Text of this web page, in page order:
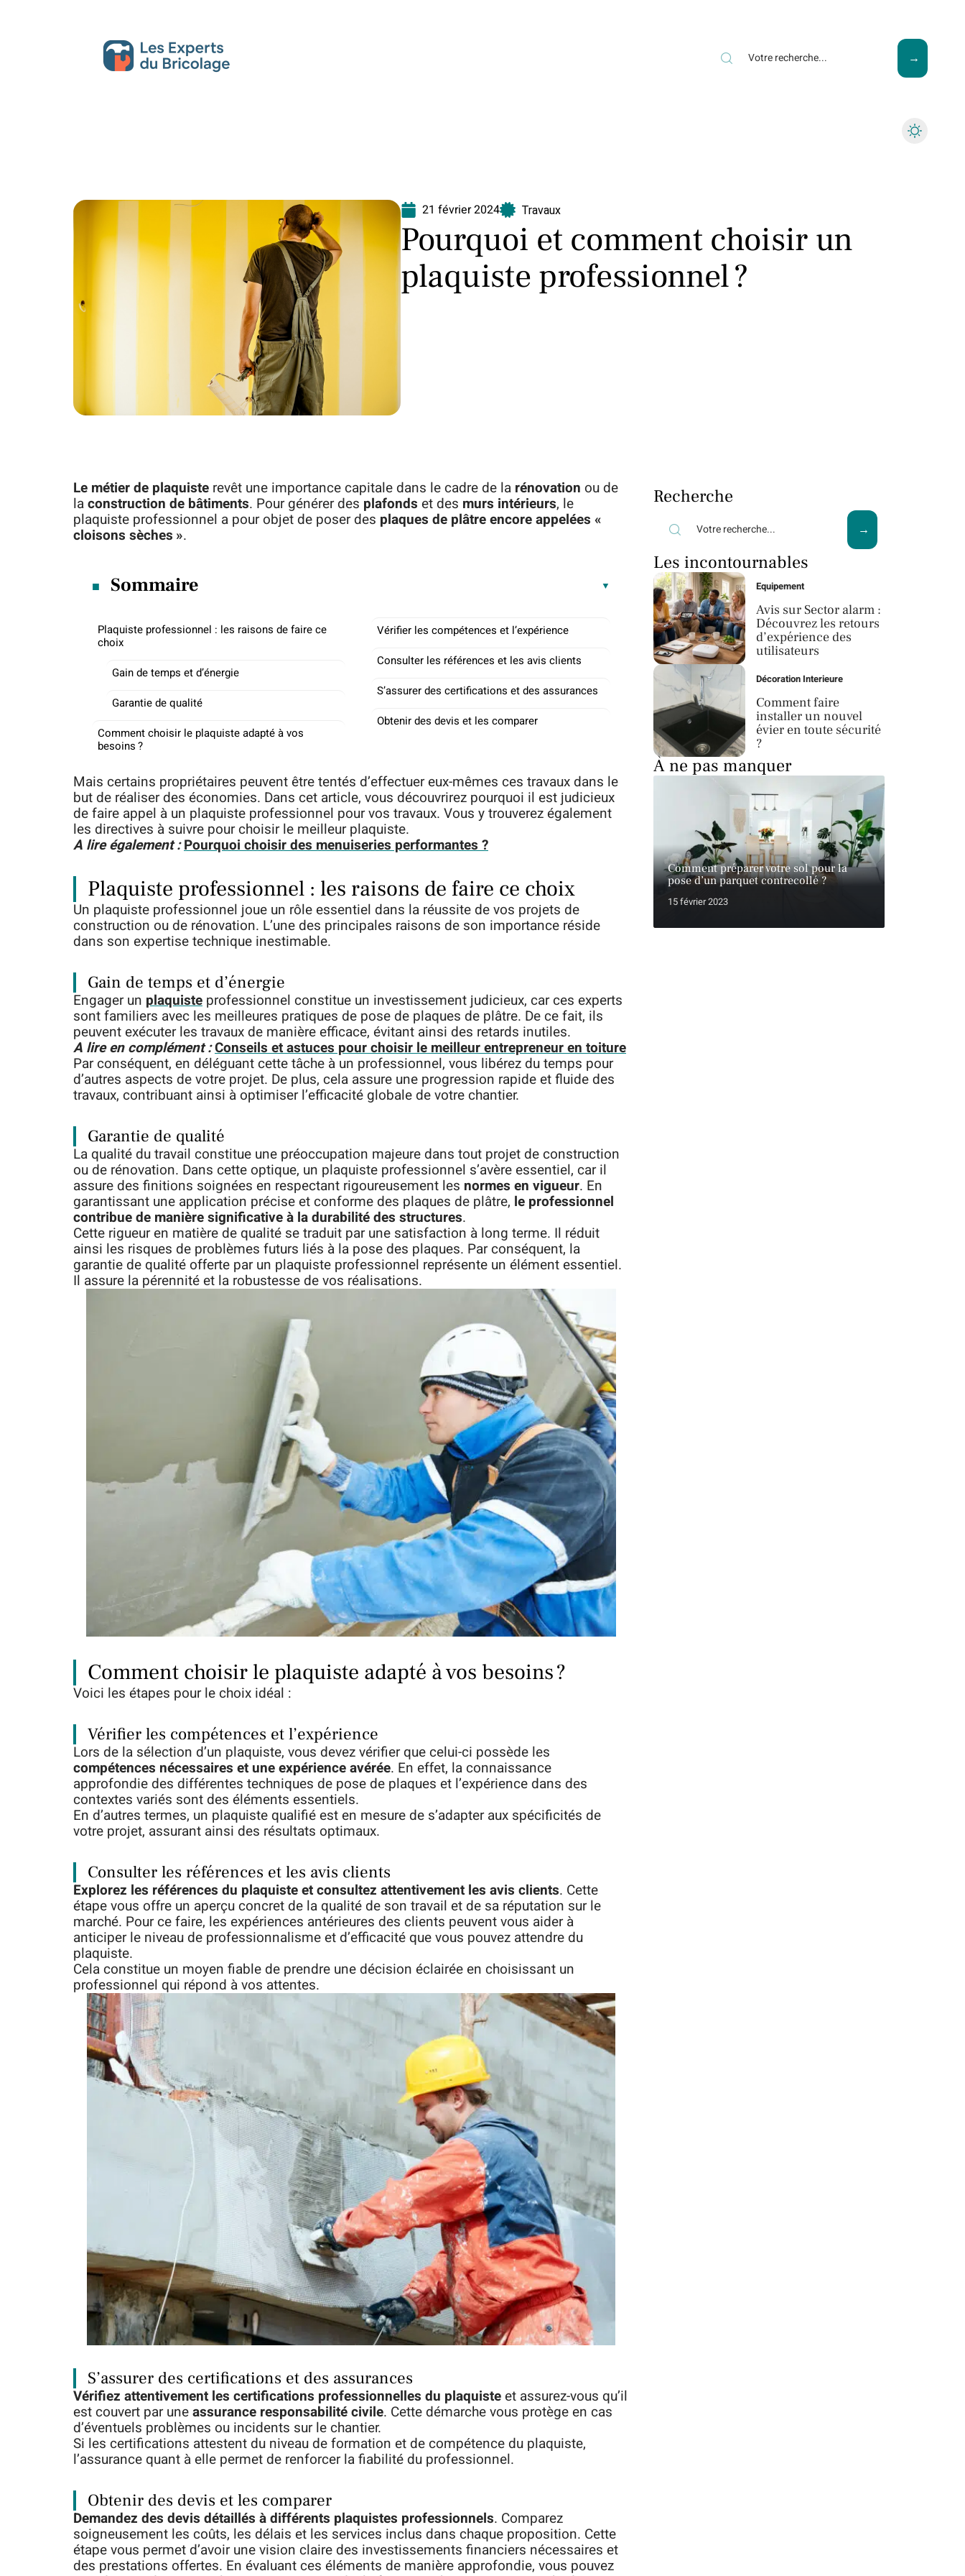
21 février 2024 Travaux
Pourquoi et comment choisir un
plaquiste professionnel ?
Le métier de plaquiste revêt une importance capitale dans le cadre de la rénovation ou de
laconstruction de bâtiments. Pour générer des plafonds et des murs intérieurs, le
plaquiste professionnel a pour objet de poser des plaques de plâtre encore appelées «
cloisons sèches ».
Sommaire
Plaquiste professionnel : les raisons de faire ce
choix
Gain de temps et d’énergie
Garantie de qualité
Comment choisir le plaquiste adapté à vos
besoins ?
Vérifier les compétences et l’expérience
Consulter les références et les avis clients
S’assurer des certifications et des assurances
Obtenir des devis et les comparer
Mais certains propriétaires peuvent être tentés d’effectuer eux-mêmes ces travaux dans le
but de réaliser des économies. Dans cet article, vous découvrirez pourquoi il est judicieux
de faire appel à un plaquiste professionnel pour vos travaux. Vous y trouverez également
les directives à suivre pour choisir le meilleur plaquiste.
A lire également :Pourquoi choisir des menuiseries performantes ?
Plaquiste professionnel : les raisons de faire ce choix
Un plaquiste professionnel joue un rôle essentiel dans la réussite de vos projets de
construction ou de rénovation. L’une des principales raisons de son importance réside
dans son expertise technique inestimable.
Gain de temps et d’énergie
Engager un plaquiste professionnel constitue un investissement judicieux, car ces experts
sont familiers avec les meilleures pratiques de pose de plaques de plâtre. De ce fait, ils
peuvent exécuter les travaux de manière efficace, évitant ainsi des retards inutiles.
A lire en complément :Conseils et astuces pour choisir le meilleur entrepreneur en toiture
Par conséquent, en déléguant cette tâche à un professionnel, vous libérez du temps pour
d’autres aspects de votre projet. De plus, cela assure une progression rapide et fluide des
travaux, contribuant ainsi à optimiser l’efficacité globale de votre chantier.
Garantie de qualité
La qualité du travail constitue une préoccupation majeure dans tout projet de construction
ou de rénovation. Dans cette optique, un plaquiste professionnel s’avère essentiel, car il
assure des finitions soignées en respectant rigoureusement les normes en vigueur. En
garantissant une application précise et conforme des plaques de plâtre, le professionnel
contribue de manière significative à la durabilité des structures.
Cette rigueur en matière de qualité se traduit par une satisfaction à long terme. Il réduit
ainsi les risques de problèmes futurs liés à la pose des plaques. Par conséquent, la
garantie de qualité offerte par un plaquiste professionnel représente un élément essentiel.
Il assure la pérennité et la robustesse de vos réalisations.
Comment choisir le plaquiste adapté à vos besoins ?
Voici les étapes pour le choix idéal :
Vérifier les compétences et l’expérience
Lors de la sélection d’un plaquiste, vous devez vérifier que celui-ci possède les
compétences nécessaires et une expérience avérée. En effet, la connaissance
approfondie des différentes techniques de pose de plaques et l’expérience dans des
contextes variés sont des éléments essentiels.
En d’autres termes, un plaquiste qualifié est en mesure de s’adapter aux spécificités de
votre projet, assurant ainsi des résultats optimaux.
Consulter les références et les avis clients
Explorez les références du plaquiste et consultez attentivement les avis clients. Cette
étape vous offre un aperçu concret de la qualité de son travail et de sa réputation sur le
marché. Pour ce faire, les expériences antérieures des clients peuvent vous aider à
anticiper le niveau de professionnalisme et d’efficacité que vous pouvez attendre du
plaquiste.
Cela constitue un moyen fiable de prendre une décision éclairée en choisissant un
professionnel qui répond à vos attentes.
S’assurer des certifications et des assurances
Vérifiez attentivement les certifications professionnelles du plaquisteet assurez-vous qu’il
est couvert par uneassurance responsabilité civile. Cette démarche vous protège en cas
d’éventuels problèmes ou incidents sur le chantier.
Si les certifications attestent du niveau de formation et de compétence du plaquiste,
l’assurance quant à elle permet de renforcer la fiabilité du professionnel.
Obtenir des devis et les comparer
Demandez des devis détaillés à différents plaquistes professionnels. Comparez
soigneusement les coûts, les délais et les services inclus dans chaque proposition. Cette
étape vous permet d’avoir une vision claire des investissements financiers nécessaires et
des prestations offertes. En évaluant ces éléments de manière approfondie, vous pouvez
Recherche
Les incontournables
Equipement
Avis sur Sector alarm :
Découvrez les retours
d’expérience des
utilisateurs
Décoration Interieure
Comment faire
installer un nouvel
évier en toute sécurité
?
À ne pas manquer
Comment préparer votre sol pour la
pose d’un parquet contrecollé ?
15 février 2023